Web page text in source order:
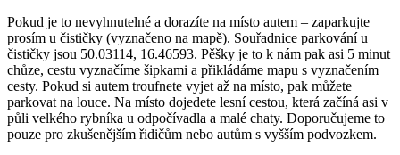
Pokud je to nevyhnutelné a dorazíte na místo autem – zaparkujte
prosím u čističky (vyznačeno na mapě). Souřadnice parkování u
čističky jsou 50.03114, 16.46593. Pěšky je to k nám pak asi 5 minut
chůze, cestu vyznačíme šipkami a přikládáme mapu s vyznačením
cesty. Pokud si autem troufnete vyjet až na místo, pak můžete
parkovat na louce. Na místo dojedete lesní cestou, která začíná asi v
půli velkého rybníka u odpočívadla a malé chaty. Doporučujeme to
pouze pro zkušenějším řidičům nebo autům s vyšším podvozkem.